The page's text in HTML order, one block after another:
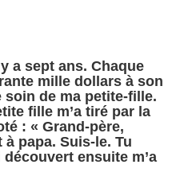
a sept ans. Chaque
mille dollars à son
soin de ma petite-fille.
fille m’a tiré par la
: « Grand-père,
à papa. Suis-le. Tu
ensuite m’a